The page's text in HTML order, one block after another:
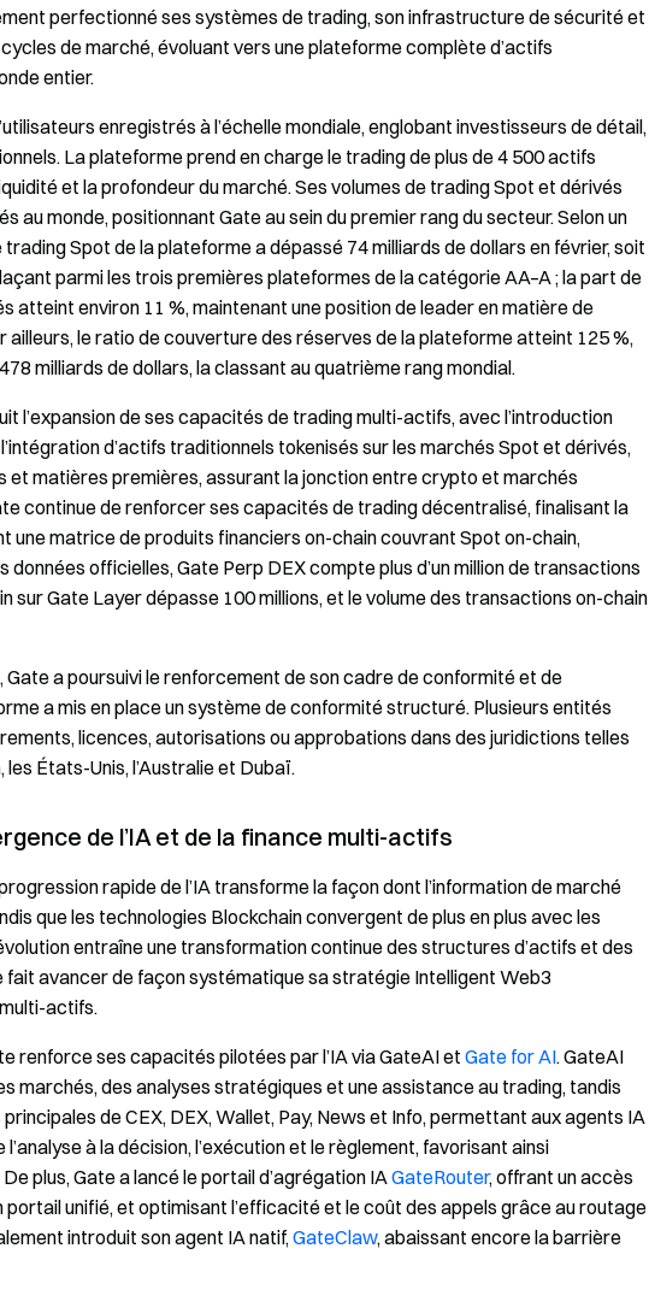
perfectionné ses systèmes de trading, son infrastructure de sécurité et
de marché, évoluant vers une plateforme complète d’actifs
entier.
enregistrés à l’échelle mondiale, englobant investisseurs de détail,
La plateforme prend en charge le trading de plus de 4 500 actifs
et la profondeur du marché. Ses volumes de trading Spot et dérivés
au monde, positionnant Gate au sein du premier rang du secteur. Selon un
Spot de la plateforme a dépassé 74 milliards de dollars en février, soit
parmi les trois premières plateformes de la catégorie AA–A ; la part de
atteint environ 11 %, maintenant une position de leader en matière de
le ratio de couverture des réserves de la plateforme atteint 125 %,
milliards de dollars, la classant au quatrième rang mondial.
l’expansion de ses capacités de trading multi-actifs, avec l’introduction
d’actifs traditionnels tokenisés sur les marchés Spot et dérivés,
et matières premières, assurant la jonction entre crypto et marchés
continue de renforcer ses capacités de trading décentralisé, finalisant la
une matrice de produits financiers on-chain couvrant Spot on-chain,
données officielles, Gate Perp DEX compte plus d’un million de transactions
sur Gate Layer dépasse 100 millions, et le volume des transactions on-chain
Gate a poursuivi le renforcement de son cadre de conformité et de
a mis en place un système de conformité structuré. Plusieurs entités
licences, autorisations ou approbations dans des juridictions telles
États-Unis, l’Australie et Dubaï.
de l’IA et de la finance multi-actifs
rapide de l’IA transforme la façon dont l’information de marché
que les technologies Blockchain convergent de plus en plus avec les
entraîne une transformation continue des structures d’actifs et des
fait avancer de façon systématique sa stratégie Intelligent Web3
actifs.
renforce ses capacités pilotées par l’IA via GateAI et Gate for AI. GateAI
marchés, des analyses stratégiques et une assistance au trading, tandis
de CEX, DEX, Wallet, Pay, News et Info, permettant aux agents IA
l’analyse à la décision, l’exécution et le règlement, favorisant ainsi
plus, Gate a lancé le portail d’agrégation IA GateRouter, offrant un accès
portail unifié, et optimisant l’efficacité et le coût des appels grâce au routage
introduit son agent IA natif, GateClaw, abaissant encore la barrière